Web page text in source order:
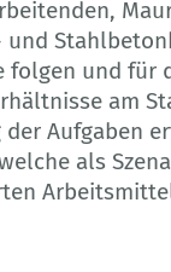
und
folgen und für
am
der Aufgaben
als